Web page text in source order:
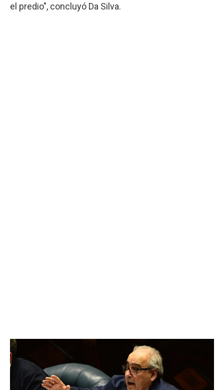
el predio", concluyó Da Silva.